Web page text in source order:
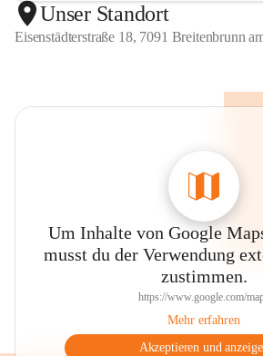
Unser Standort
Eisenstädterstraße 18, 7091 Breitenbrunn
Um Inhalte von Google
musst du der Verwendung
zustimmen.
https://www.google.com/
Mehr erfahren
Akzeptieren und